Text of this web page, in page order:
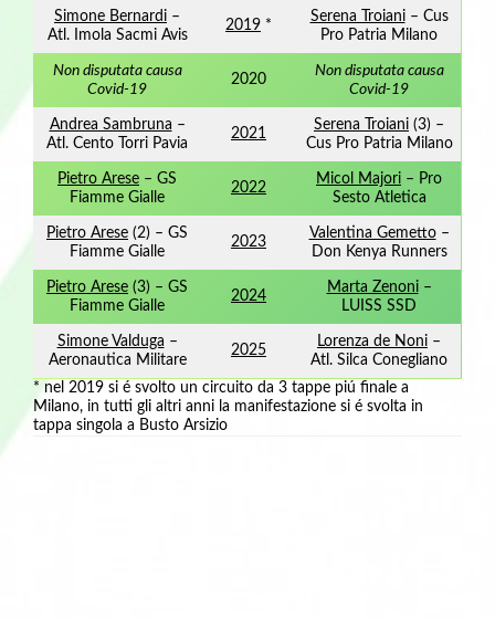
Simone Bernardi –
Atl. Imola Sacmi Avis
2019 *
Serena Troiani– Cus
Pro Patria Milano
Non disputata causa
Covid-19
2020
Non disputata causa
Covid-19
Andrea Sambruna –
Atl. Cento Torri Pavia
2021
Serena Troiani (3) –
Cus Pro Patria Milano
Pietro Arese – GS
Fiamme Gialle
2022
Micol Majori – Pro
Sesto Atletica
Pietro Arese (2) – GS
Fiamme Gialle
2023
Valentina Gemetto–
Don Kenya Runners
Pietro Arese (3) – GS
Fiamme Gialle
2024
Marta Zenoni–
LUISS SSD
Simone Valduga –
Aeronautica Militare
2025
Lorenza de Noni –
Atl. Silca Conegliano
* nel 2019 si é svolto un circuito da 3 tappe piú finale a
Milano, in tutti gli altri anni la manifestazione si é svolta in
tappa singola a Busto Arsizio